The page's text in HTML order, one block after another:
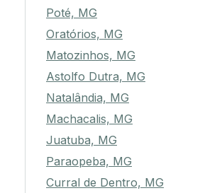
Poté, MG
Oratórios, MG
Matozinhos, MG
Astolfo Dutra, MG
Natalândia, MG
Machacalis, MG
Juatuba, MG
Paraopeba, MG
Curral de Dentro, MG